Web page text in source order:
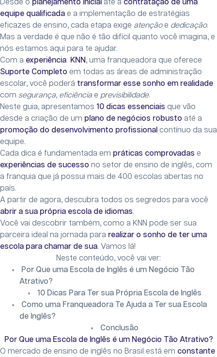
Desde o planejamento inicial até a contratação de uma
equipe qualificada e a implementação de estratégias
eficazes de ensino, cada etapa exige atençãoe dedicação.
Mas a verdade é que não é tão difícil quanto você imagina, e
nós estamos aqui para te ajudar.
Com a experiência KNN, uma franqueadora que oferece
Suporte Completo em todas as áreas de administração
escolar, você poderá transformar esse sonho em realidade
com segurança, eficiênciae previsibilidade.
Neste guia, apresentamos 10 dicas essenciais que vão
desde a criação de um plano de negócios robusto até a
promoção do desenvolvimento profissional contínuo da sua
equipe.
Cada dica é fundamentada em práticas comprovadas e
experiências de sucesso no setor de ensino de inglês, com
a franquia que já possui mais de 400 escolas abertas no
país.
A partir de agora, descubra todos os segredos para você
abrir a sua própria escola de idiomas.
Você vai descobrir também, como a KNN pode ser sua
parceira ideal na jornada para realizar o sonho de ter uma
escola para chamar de sua. Vamos lá!
Neste conteúdo, você vai ver:
Por Que uma Escola de Inglês é um Negócio Tão
Atrativo?
10 Dicas Para Ter sua Própria Escola de Inglês
Como uma Franqueadora Te Ajuda a Ter sua Escola
de Inglês?
Conclusão
Por Que uma Escola de Inglês é um Negócio Tão Atrativo?
O mercado de ensino de inglês no Brasil está em constante